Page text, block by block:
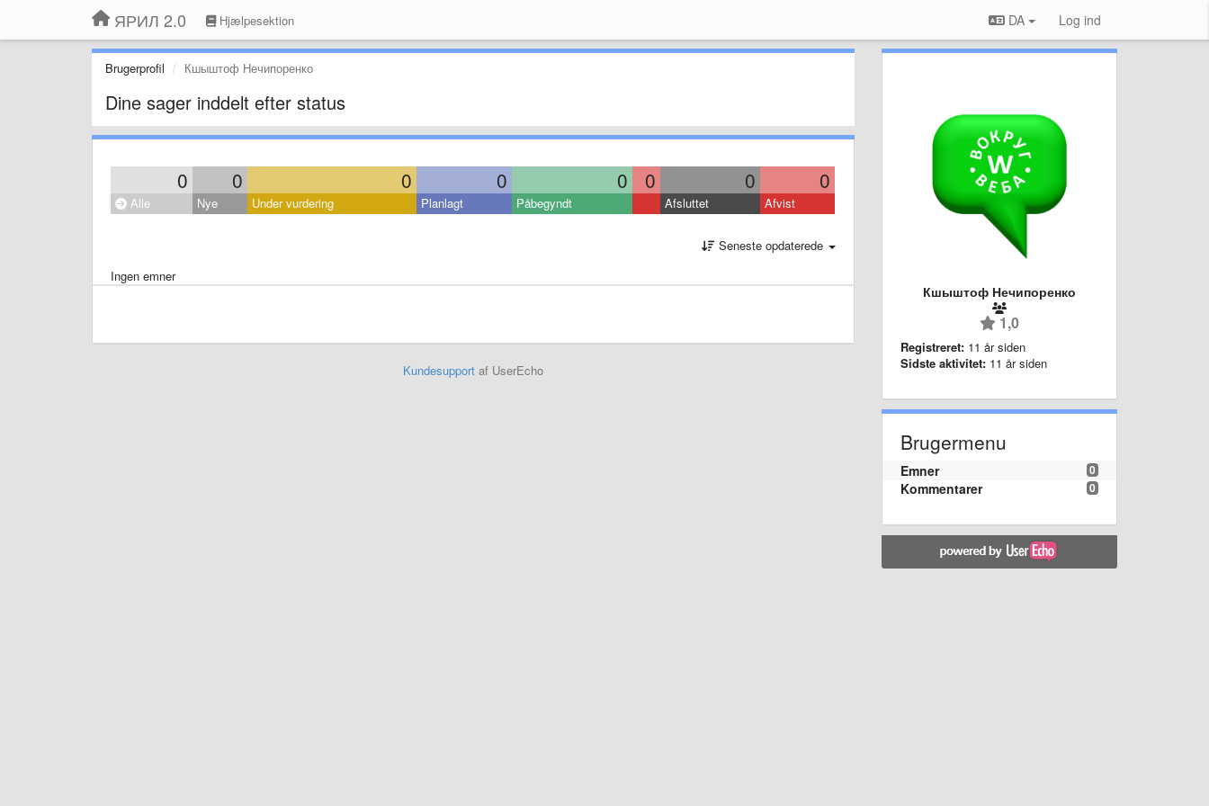
ЯРИЛ 2.0 Hjælpesektion DA Log ind
Brugerprofil Кшыштоф Нечипоренко
Dine sager inddelt efter status
0 0 0 0 0 0 0 0
Alle Nye Under vurdering Planlagt Påbegyndt Afsluttet Afvist
Seneste opdaterede
Ingen emner
Kundesupportaf UserEcho
Кшыштоф Нечипоренко
1,0
Registreret: 11 år siden
Sidste aktivitet: 11 år siden
Brugermenu
0
Emner
0
Kommentarer